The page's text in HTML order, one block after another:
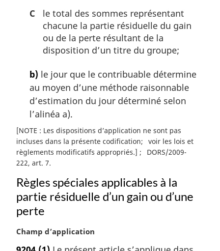
C
le total des sommes représentant
chacune la partie résiduelle du gain
ou de la perte résultant de la
disposition d’un titre du groupe;
b) le jour que le contribuable détermine
au moyen d’une méthode raisonnable
d’estimation du jour déterminé selon
l’alinéa a).
[NOTE : Les dispositions d’application ne sont pas
incluses dans la présente codification
voir les lois et
règlements modificatifs appropriés.]
DORS/2009-
222, art. 7
Règles spéciales applicables à la
partie résiduelle d’un gain ou d’une
perte
N
Champ d’application